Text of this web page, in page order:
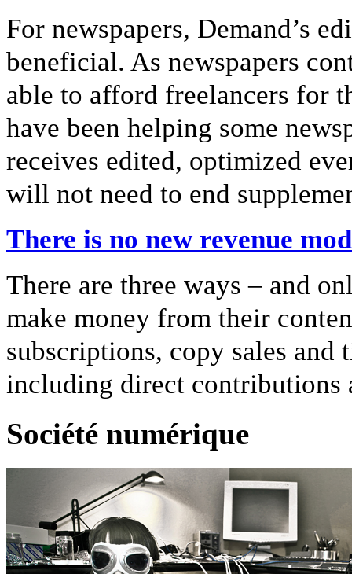
For newspapers, Demand’s
beneficial. As newspapers
able to afford freelancers for
have been helping some
receives edited, optimized
will not need to end
There is no new revenue
There are three ways – and
make money from their
subscriptions, copy sales
including direct contributions
Société numérique